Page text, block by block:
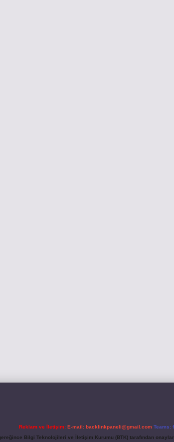
Reklam ve İletişim: E-mail: backlinkpaneli@gmail.com Teams:
Bilgi Teknolojileri ve İletişim Kurumu (BTK) tarafından